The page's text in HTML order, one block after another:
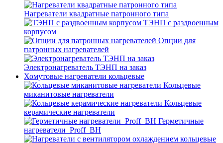
Нагреватели квадратные патронного типа
ТЭНП с раздвоенным
корпусом
Опции для
патронных нагревателей
Электронагреватель ТЭНП на заказ
Хомутовые нагреватели кольцевые
Кольцевые
миканитовые нагреватели
Кольцевые
керамические нагреватели
Герметичные
нагреватели_Proff_BH